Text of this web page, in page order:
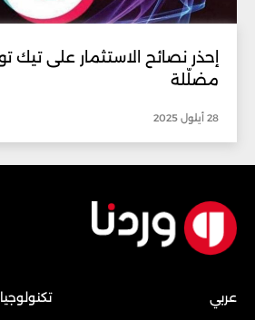
إحذر نصائح الاستثمار على تيك
مضلّلة
28 أيلول 2025
عربي
تكنولوجيا